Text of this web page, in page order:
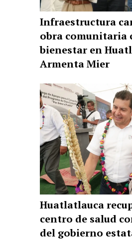
Infraestructura
obra comunitaria
bienestar en
Armenta Mier
Huatlatlauca
centro de salud
del gobierno